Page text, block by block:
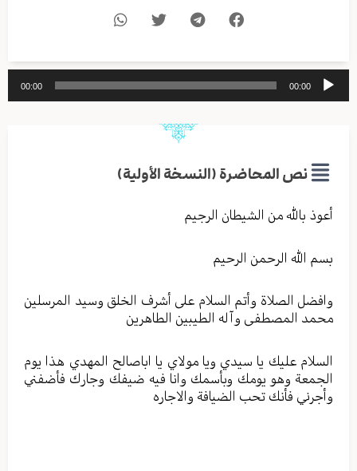
مشغل
الصوت
00:00
00:00
نص المحاضرة (النسخة الأولية)
أعوذ بالله من الشيطان الرجيم
بسم الله الرحمن الرحيم
وافضل الصلاة وأتم السلام على أشرف الخلق وسيد المرسلين
محمد المصطفى وآله الطيبين الطاهرين
السلام عليك يا سيدي ويا مولاي يا اباصالح المهدي هذا يوم
الجمعة وهو يومك وبأسمك وانا فيه ضيفك وجارك فأضفني
وأجرني فأنك تحب الضيافة والاجاره